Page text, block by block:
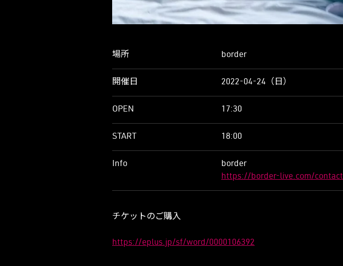
場所 border
開催日 2022-04-24（日）
OPEN 17:30
START 18:00
Info
border
https://border-live.com/contact
チケットのご購入
https://eplus.jp/sf/word/0000106392